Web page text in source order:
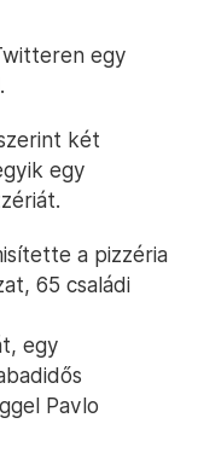
egy
két
egy
a pizzéria
65 családi
egy
Pavlo